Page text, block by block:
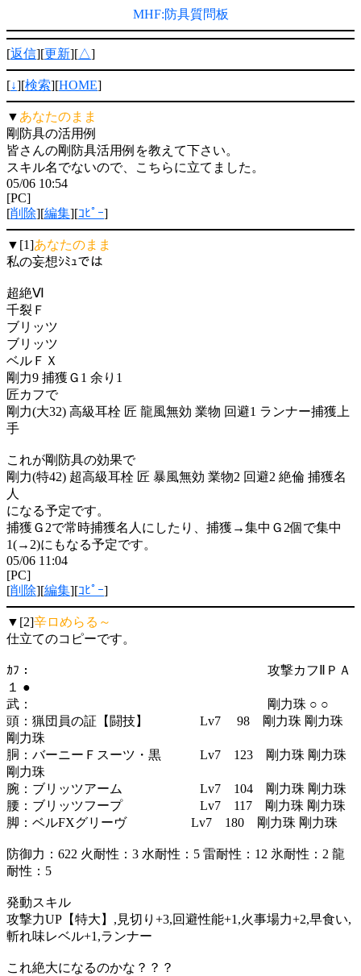
MHF:防具質問板
[返信][更新][△]
[↓][検索][HOME]
▼ あなたのまま
剛防具の活用例
皆さんの剛防具活用例を教えて下さい。
スキル名でないので、こちらに立てました。
05/06 10:54
[PC]
[削除][編集][ｺﾋﾟｰ]
▼[1]あなたのまま
私の妄想ｼﾐｭでは
超絶Ⅵ
千裂Ｆ
ブリッツ
ブリッツ
ベルＦＸ
剛力9 捕獲Ｇ1 余り1
匠カフで
剛力(大32) 高級耳栓 匠 龍風無効 業物 回避1 ランナー捕獲上
手
これが剛防具の効果で
剛力(特42) 超高級耳栓 匠 暴風無効 業物2 回避2 絶倫 捕獲名
人
になる予定です。
捕獲Ｇ2で常時捕獲名人にしたり、捕獲→集中Ｇ2個で集中
1(→2)にもなる予定です。
05/06 11:04
[PC]
[削除][編集][ｺﾋﾟｰ]
▼[2]辛ロめらる～
仕立てのコピーです。
ｶﾌ： 攻撃カフⅡＰＡ
１ ●
武： 剛力珠 ○ ○
頭：猟団員の証【闘技】 Lv7 98 剛力珠 剛力珠
剛力珠
胴：バーニーＦスーツ・黒 Lv7 123 剛力珠 剛力珠
剛力珠
腕：ブリッツアーム Lv7 104 剛力珠 剛力珠
腰：ブリッツフープ Lv7 117 剛力珠 剛力珠
脚：ベルFXグリーヴ Lv7 180 剛力珠 剛力珠
防御力：622 火耐性：3 水耐性：5 雷耐性：12 氷耐性：2 龍
耐性：5
発動スキル
攻撃力UP【特大】,見切り+3,回避性能+1,火事場力+2,早食い,
斬れ味レベル+1,ランナー
これ絶大になるのかな？？？